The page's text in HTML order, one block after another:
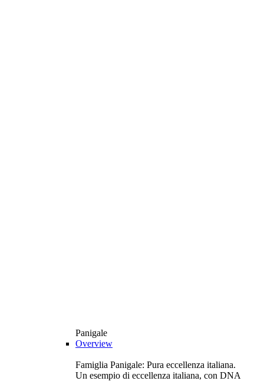
Panigale
Overview
Famiglia Panigale: Pura eccellenza italiana.
Un esempio di eccellenza italiana, con DNA